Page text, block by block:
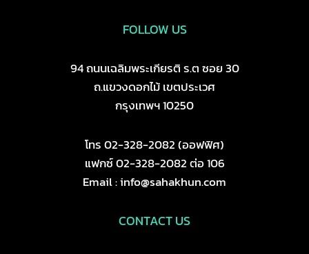
FOLLOW US
94 ถนนเฉลิมพระเกียรติ ร.ต ซอย 30
ถ.แขวงดอกไม้ เขตประเวศ
กรุงเทพฯ 10250
โทร 02-328-2082 (ออฟฟิศ)
แฟกซ์ 02-328-2082 ต่อ 106
Email : info@sahakhun.com
CONTACT US